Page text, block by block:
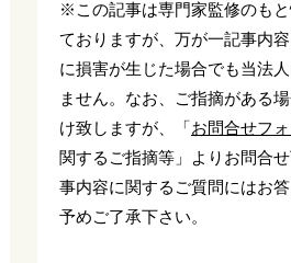
※この記事は専門家監修のも
ておりますが、万が一記事内
に損害が生じた場合でも当法
ません。なお、ご指摘がある
け致しますが、「お問合せフ
関するご指摘等」よりお問合
事内容に関するご質問にはお
予めご了承下さい。